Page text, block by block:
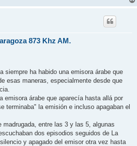
873 Khz AM.
siempre ha habido una emisora árabe que
esas maneras, especialmente desde que
emisora árabe que aparecía hasta allá por
terminaba" la emisión e incluso apagaban el
madrugada, entre las 3 y las 5, algunas
dos episodios seguidos de La
y apagado del emisor otra vez hasta